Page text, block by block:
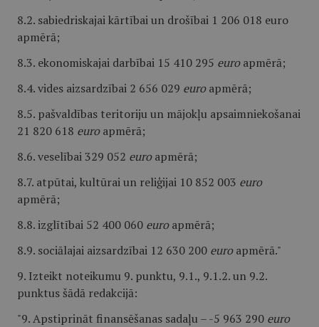
8.2. sabiedriskajai kārtībai un drošībai 1 206 018 euro
apmērā;
8.3. ekonomiskajai darbībai 15 410 295 euroapmērā;
8.4. vides aizsardzībai 2 656 029 euroapmērā;
8.5. pašvaldības teritoriju un mājokļu apsaimniekošanai
21 820 618 euroapmērā;
8.6. veselībai 329 052 euroapmērā;
8.7. atpūtai, kultūrai un reliģijai 10 852 003 euro
apmērā;
8.8. izglītībai 52 400 060 euroapmērā;
8.9. sociālajai aizsardzībai 12 630 200 euroapmērā."
9. Izteikt noteikumu 9. punktu, 9.1., 9.1.2. un 9.2.
punktus šādā redakcijā:
"9. Apstiprināt finansēšanas sadaļu – -5 963 290 euro